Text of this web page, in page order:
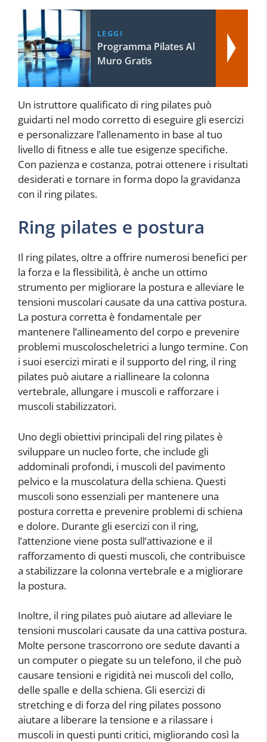
LEGGI
Programma Pilates Al
Muro Gratis
Un istruttore qualificato di ring pilates può
guidarti nel modo corretto di eseguire gli esercizi
e personalizzare l’allenamento in base al tuo
livello di fitness e alle tue esigenze specifiche.
Con pazienza e costanza, potrai ottenere i risultati
desiderati e tornare in forma dopo la gravidanza
con il ring pilates.
Ring pilates e postura
Il ring pilates, oltre a offrire numerosi benefici per
la forza e la flessibilità, è anche un ottimo
strumento per migliorare la postura e alleviare le
tensioni muscolari causate da una cattiva postura.
La postura corretta è fondamentale per
mantenere l’allineamento del corpo e prevenire
problemi muscoloscheletrici a lungo termine. Con
i suoi esercizi mirati e il supporto del ring, il ring
pilates può aiutare a riallineare la colonna
vertebrale, allungare i muscoli e rafforzare i
muscoli stabilizzatori.
Uno degli obiettivi principali del ring pilates è
sviluppare un nucleo forte, che include gli
addominali profondi, i muscoli del pavimento
pelvico e la muscolatura della schiena. Questi
muscoli sono essenziali per mantenere una
postura corretta e prevenire problemi di schiena
e dolore. Durante gli esercizi con il ring,
l’attenzione viene posta sull’attivazione e il
rafforzamento di questi muscoli, che contribuisce
a stabilizzare la colonna vertebrale e a migliorare
la postura.
Inoltre, il ring pilates può aiutare ad alleviare le
tensioni muscolari causate da una cattiva postura.
Molte persone trascorrono ore sedute davanti a
un computer o piegate su un telefono, il che può
causare tensioni e rigidità nei muscoli del collo,
delle spalle e della schiena. Gli esercizi di
stretching e di forza del ring pilates possono
aiutare a liberare la tensione e a rilassare i
muscoli in questi punti critici, migliorando così la